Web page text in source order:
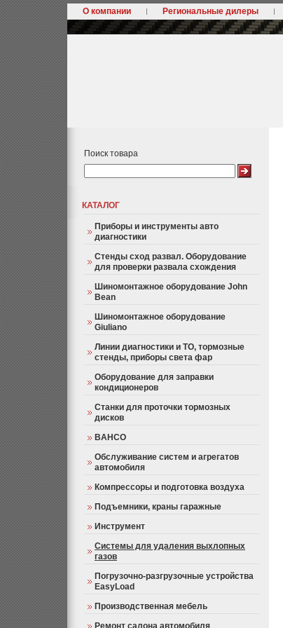
О компании Региональные дилеры
Поиск товара
КАТАЛОГ
Приборы и инструменты авто
диагностики
Стенды сход развал. Оборудование
для проверки развала схождения
Шиномонтажное оборудование John
Bean
Шиномонтажное оборудование
Giuliano
Линии диагностики и ТО, тормозные
стенды, приборы света фар
Оборудование для заправки
кондиционеров
Станки для проточки тормозных
дисков
BAHCO
Обслуживание систем и агрегатов
автомобиля
Компрессоры и подготовка воздуха
Подъемники, краны гаражные
Инструмент
Системы для удаления выхлопных
газов
Погрузочно-разгрузочные устройства
EasyLoad
Производственная мебель
Ремонт салона автомобиля